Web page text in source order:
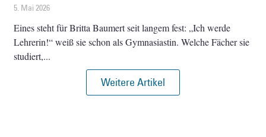
5. Mai 2026
Eines steht für Britta Baumert seit langem fest: „Ich werde
Lehrerin!“ weiß sie schon als Gymnasiastin. Welche Fächer sie
studiert,
Weitere Artikel